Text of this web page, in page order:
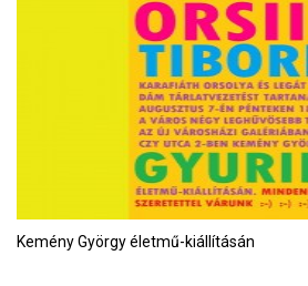
Kemény György életmű-kiállításán